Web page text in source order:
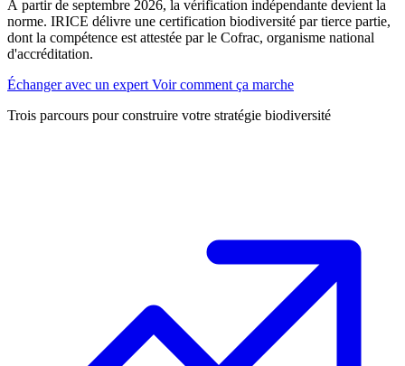
À partir de septembre 2026, la vérification indépendante devient la
norme. IRICE délivre une certification biodiversité par tierce partie,
dont la compétence est attestée par le Cofrac, organisme national
d'accréditation.
Échanger avec un expert Voir comment ça marche
Trois parcours pour construire votre stratégie biodiversité